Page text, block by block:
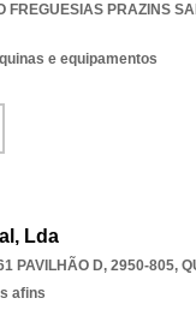
FREGUESIAS PRAZINS
e equipamentos
Lda
PAVILHÃO D, 2950-805,
afins